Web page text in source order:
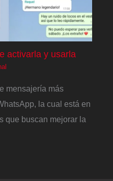
activarla y usarla
mensajería más
la cual está en
que buscan mejorar la